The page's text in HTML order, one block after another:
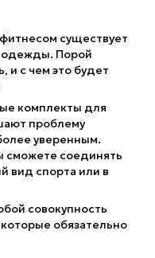
существует
одежды. Порой
и с чем это будет
комплекты для
проблему
уверенным.
сможете соединять
вид спорта или в
совокупность
обязательно